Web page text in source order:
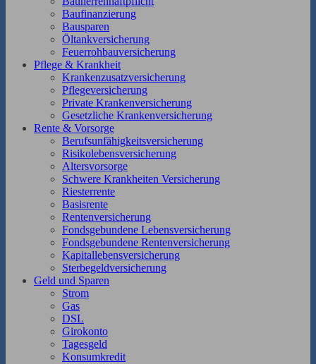
Baufinanzierung
Bausparen
Öltankversicherung
Feuerrohbauversicherung
Pflege & Krankheit
Krankenzusatzversicherung
Pflegeversicherung
Private Krankenversicherung
Gesetzliche Krankenversicherung
Rente & Vorsorge
Berufs­unfähigkeitsversicherung
Risikolebensversicherung
Altersvorsorge
Schwere Krankheiten Versicherung
Riesterrente
Basisrente
Rentenversicherung
Fondsgebundene Lebensversicherung
Fondsgebundene Rentenversicherung
Kapitallebensversicherung
Sterbegeldversicherung
Geld und Sparen
Strom
Gas
DSL
Girokonto
Tagesgeld
Konsumkredit